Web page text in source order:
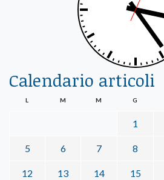
Calendario articoli
L M M G
1
5 6 7 8
12 13 14 15